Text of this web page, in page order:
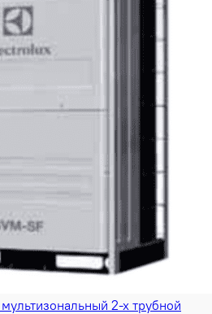
2-х трубной